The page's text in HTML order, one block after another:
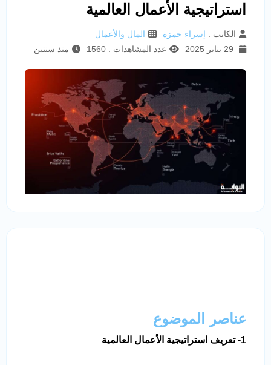
استراتيجية الأعمال العالمية
الكاتب : إسراء حمزة
المال والأعمال
عدد المشاهدات : 1560 منذ سنتين
عناصر الموضوع
1- تعريف استراتيجية الأعمال العالمية